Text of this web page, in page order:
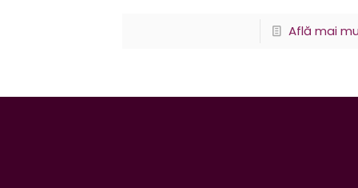
Află mai